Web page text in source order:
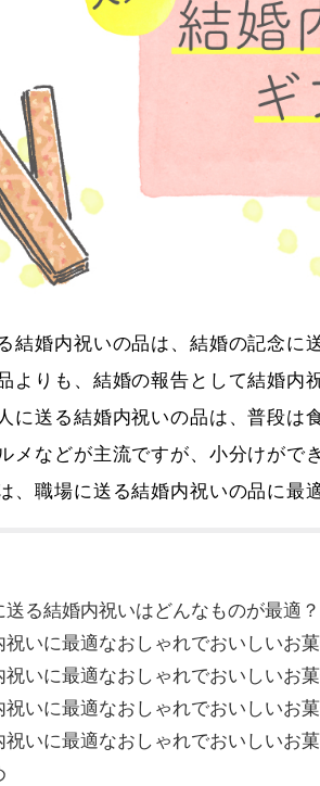
結婚内祝いの品は、結婚の記念に
よりも、結婚の報告として結婚内
に送る結婚内祝いの品は、普段は
メなどが主流ですが、小分けがで
、職場に送る結婚内祝いの品に最
送る結婚内祝いはどんなものが最適？
祝いに最適なおしゃれでおいしいお
祝いに最適なおしゃれでおいしいお
祝いに最適なおしゃれでおいしいお
祝いに最適なおしゃれでおいしいお